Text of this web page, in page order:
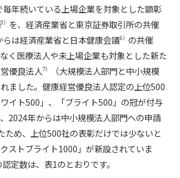
年続いている上場企業を対象とした顕彰
5）
を、経済産業省と東京証券取引所の共催
は経済産業省と日本健康会議6） の共催
く医療法人や未上場企業も対象とした新た
優良法人7）
（大規模法人部門と中小規模
ました。健康経営優良法人認定の上位500
イト500」、「ブライト500」の冠が付与
2024年からは中小規模法人部門への申請
ため、上位500社の表彰だけでは少ないと
ストブライト1000」が新設されていま
定数は、表1のとおりです。